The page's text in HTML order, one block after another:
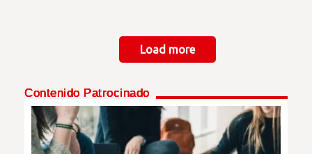
Load more
Contenido Patrocinado